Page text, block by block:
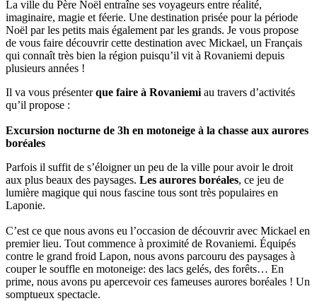
La ville du Père Noël entraîne ses voyageurs entre réalité,
imaginaire, magie et féerie. Une destination prisée pour la période
Noël par les petits mais également par les grands. Je vous propose
de vous faire découvrir cette destination avec Mickael, un Français
qui connaît très bien la région puisqu’il vit à Rovaniemi depuis
plusieurs années !
Il va vous présenterque faire à Rovaniemi au travers d’activités
qu’il propose :
Excursion nocturne de 3h en motoneige à la chasse aux aurores
boréales
Parfois il suffit de s’éloigner un peu de la ville pour avoir le droit
aux plus beaux des paysages. Les aurores boréales, ce jeu de
lumière magique qui nous fascine tous sont très populaires en
Laponie.
C’est ce que nous avons eu l’occasion de découvrir avec Mickael en
premier lieu. Tout commence à proximité de Rovaniemi. Équipés
contre le grand froid Lapon, nous avons parcouru des paysages à
couper le souffle en motoneige: des lacs gelés, des forêts… En
prime, nous avons pu apercevoir ces fameuses aurores boréales ! Un
somptueux spectacle.